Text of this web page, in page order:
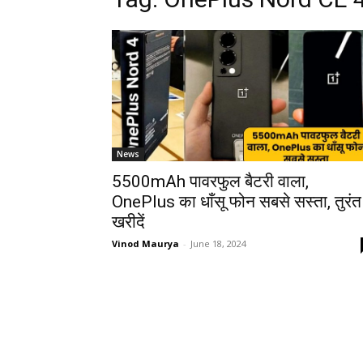
News
5500mAh पावरफुल बैटरी वाला,
OnePlus का धाँसू फोन सबसे सस्ता, तुरंत
खरीदें
Vinod Maurya - June 18, 2024